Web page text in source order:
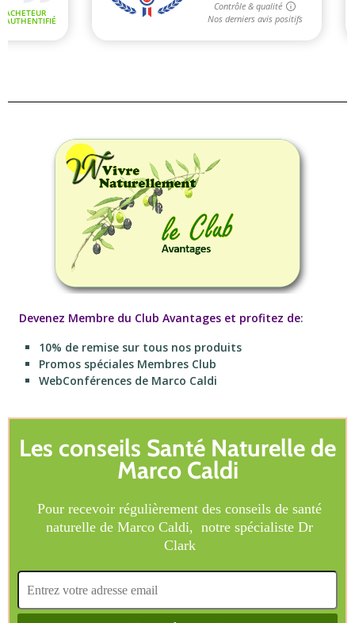
Devenez Membre du Club Avantages et profitez de:
10% de remise sur tous nos produits
Promos spéciales Membres Club
WebConférences de Marco Caldi